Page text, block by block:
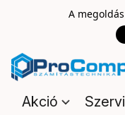
A
Akció